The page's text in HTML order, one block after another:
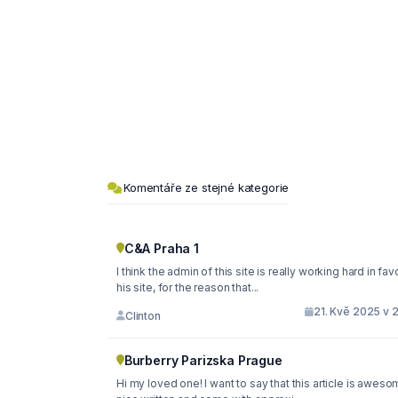
Komentáře ze stejné kategorie
C&A Praha 1
I think the admin of this site is really working hard in favor of
his site, for the reason that...
Clinton 21. Kvě 2025 v
Burberry Parizska Prague
Hi my loved one! I want to say that this article is